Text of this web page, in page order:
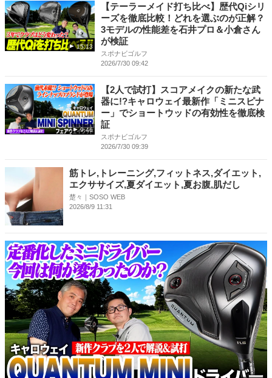
15:13
【テーラーメイド打ち比べ】歴代Qiシリ
ーズを徹底比較！どれを選ぶのが正解？
3モデルの性能差を石井プロ＆小倉さん
が検証
スポナビゴルフ
2026/7/30 09:42
9:46
【2人で試打】スコアメイクの新たな武
器に!?キャロウェイ最新作「ミニスピナ
ー」でショートウッドの有効性を徹底検
証
スポナビゴルフ
2026/7/30 09:39
筋トレ,トレーニング,フィットネス,ダイエット,
エクササイズ,夏ダイエット,夏お腹,肌だし
楚々｜SOSO WEB
2026/8/9 11:31